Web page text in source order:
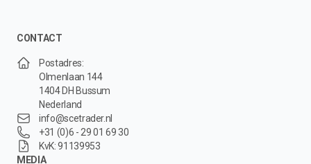
CONTACT
Postadres:
Olmenlaan 144
1404 DH Bussum
Nederland
info@scetrader.nl
+31 (0)6 - 29 01 69 30
KvK: 91139953
MEDIA